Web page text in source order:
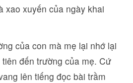
xao xuyến của ngày khai
của con mà mẹ lại nhớ lại
đến trường của mẹ. Cứ
lên tiếng đọc bài trầm